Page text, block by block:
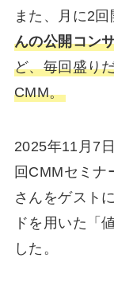
また、月に2回
んの公開コン
ど、毎回盛り
CMM。
2025年11月7
回CMMセミナ
さんをゲスト
ドを用いた「
した。